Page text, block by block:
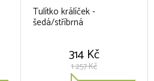
Tulítko králíček -
šedá/stříbrná
314 Kč
1 257 Kč